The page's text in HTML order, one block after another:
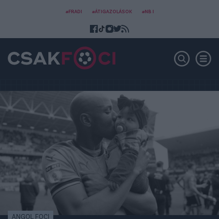
#FRADI #ÁTIGAZOLÁSOK #NB I
ANGOL FOCI